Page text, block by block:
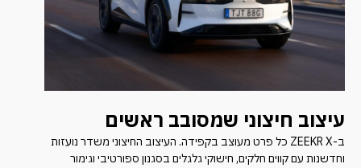
עיצוב חיצוני שמסובב ראשים
ב-ZEEKR X כל פרט מעוצב בקפידה. העיצוב החיצוני משדר נועזות
וחדשנות עם קווים חלקים, חישוקי גלגלים בסגנון ספורטיבי וגימור